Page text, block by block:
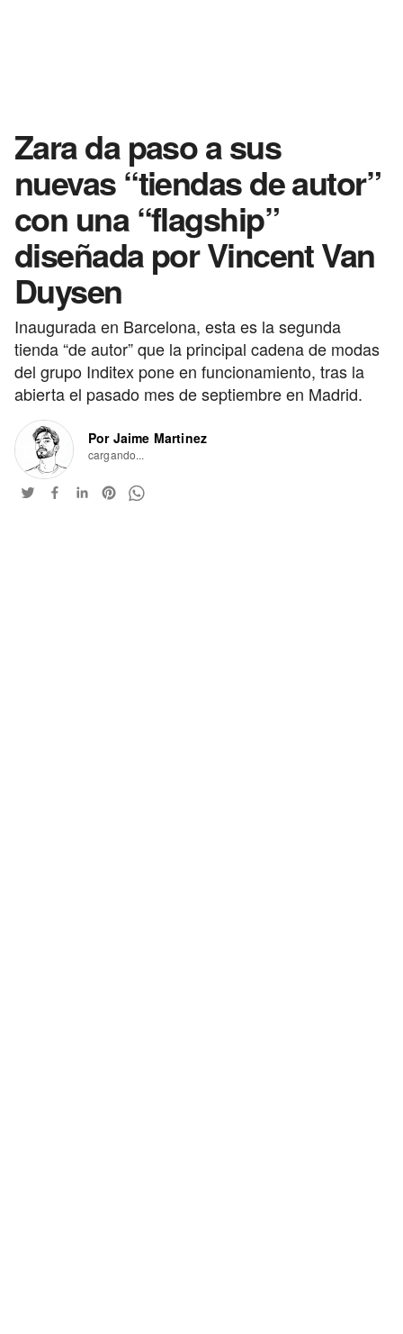
Zara da paso a sus
nuevas “tiendas de autor”
con una “flagship”
diseñada por Vincent Van
Duysen
Inaugurada en Barcelona, esta es la segunda
tienda “de autor” que la principal cadena de modas
del grupo Inditex pone en funcionamiento, tras la
abierta el pasado mes de septiembre en Madrid.
Por Jaime Martinez
cargando...